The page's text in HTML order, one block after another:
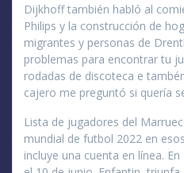
Dijkhoff también habló al
Philips y la construcción de
migrantes y personas de
problemas para encontrar tu
rodadas de discoteca e
cajero me preguntó si quería
Lista de jugadores del
mundial de futbol 2022 en
incluye una cuenta en línea.